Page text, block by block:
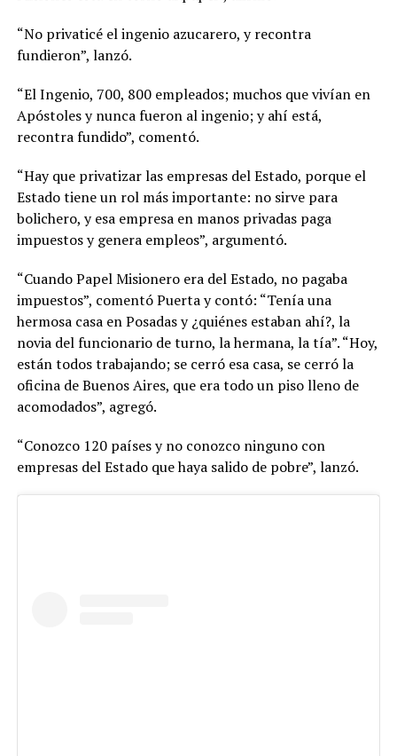
“No privaticé el ingenio azucarero, y recontra
fundieron”, lanzó.
“El Ingenio, 700, 800 empleados; muchos que vivían en
Apóstoles y nunca fueron al ingenio; y ahí está,
recontra fundido”, comentó.
“Hay que privatizar las empresas del Estado, porque el
Estado tiene un rol más importante: no sirve para
bolichero, y esa empresa en manos privadas paga
impuestos y genera empleos”, argumentó.
“Cuando Papel Misionero era del Estado, no pagaba
impuestos”, comentó Puerta y contó: “Tenía una
hermosa casa en Posadas y ¿quiénes estaban ahí?, la
novia del funcionario de turno, la hermana, la tía”. “Hoy,
están todos trabajando; se cerró esa casa, se cerró la
oficina de Buenos Aires, que era todo un piso lleno de
acomodados”, agregó.
“Conozco 120 países y no conozco ninguno con
empresas del Estado que haya salido de pobre”, lanzó.